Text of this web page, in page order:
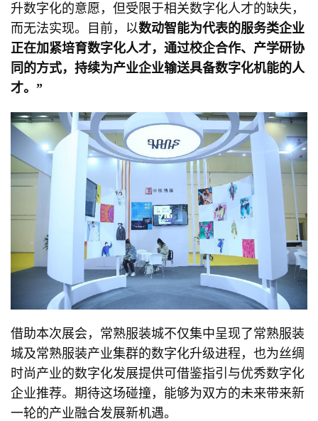
升数字化的意愿，但受限于相关数字化人才的缺失，
而无法实现。目前，以数动智能为代表的服务类企业
正在加紧培育数字化人才，通过校企合作、产学研协
同的方式，持续为产业企业输送具备数字化机能的人
才。”
借助本次展会，常熟服装城不仅集中呈现了常熟服装
城及常熟服装产业集群的数字化升级进程，也为丝绸
时尚产业的数字化发展提供可借鉴指引与优秀数字化
企业推荐。期待这场碰撞，能够为双方的未来带来新
一轮的产业融合发展新机遇。